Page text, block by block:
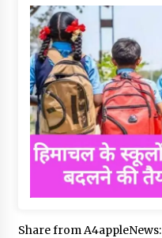
Share from A4appleNews: